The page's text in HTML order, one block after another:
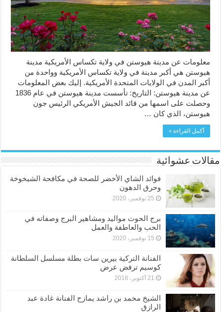
معلومات عن مدينة هيوستن في ولاية تكساس الأمريكية مدينة
هيوستن هي أكبر مدينة في ولاية تكساس الأمريكية وواحدة من
أكبر المدن في الولايات المتحدة الأمريكية. إليك بعض المعلومات
عن مدينة هيوستن: التاريخ: تأسست مدينة هيوستن في عام 1836
وحصلت على اسمها من قائد الجيش الأمريكي الرئيس جون
هيوستن، الذي كان …
أكمل القراءة »
مقالات عشوائية
فوائد الشاي الأخضر للصحة في مكافحة الشيخوخة
وحرق الدهون
25 نوفمبر، 2020
برج الحوت مواليد ومشاهير البرج وصفاته في
الحب والعاطفة والعمل
15 نوفمبر، 2020
الفنانة التركية بيرين سات بطلة مسلسل السلطانة
كوسيم ترفض عرض
21 أكتوبر، 2016
الشيخ محمد بن راشد يمازح الفنانة غادة عبد
الرازق